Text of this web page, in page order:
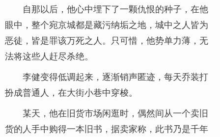
自那以后，他心中埋下了一颗仇恨的种子，在他
眼中，整个宛京城都是藏污纳垢之地，城中之人皆为
恶徒，皆是罪该万死之人。只可惜，他势单力薄，无
法将这些人赶尽杀绝。
李健变得低调起来，逐渐销声匿迹，每天乔装打
扮成普通人，在大街小巷中穿梭。
某天，他在旧货市场闲逛时，偶然间从一个卖旧
货的人手中购得一本旧书，据卖家称，此书乃是千年